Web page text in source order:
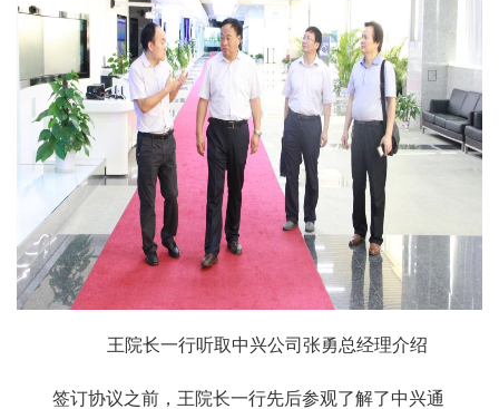
王院长一行听取中兴公司张勇总经理介绍
签订协议之前，王院长一行先后参观了解了中兴通